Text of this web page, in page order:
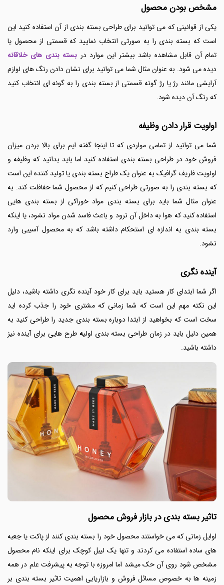
مشخص بودن محصول
یکی از قوانینی که می توانید برای طراحی بسته بندی از آن استفاده کنید این
است که بسته بندی را به صورتی انتخاب نمایید که قسمتی از محصول یا
تمام آن قابل مشاهده باشد بیشتر این موارد در بسته بندی های خلاقانه
دیده می شود. به عنوان مثال شما می توانید برای نشان دادن رنگ های لوازم
آرایشی مانند رژ یا رژ گونه قسمتی از بسته بندی را به گونه ای انتخاب کنید
که رنگ آن دیده شود.
اولویت قرار دادن وظیفه
شما می توانید از تمامی مواردی که تا اینجا گفته ایم برای بالا بردن میزان
فروش خود در طراحی بسته بندی استفاده کنید اما باید بدانید که وظیفه و
اولویت ظریف گرافیک به عنوان یک طراح بسته بندی یا تولید کننده این است
که بسته بندی را به صورتی طراحی کنیم که از محصول شما حفاظت کند. به
عنوان مثال شما باید برای بسته بندی مواد خوراکی از بسته بندی هایی
استفاده کنید که هوا به داخل آن نرود و باعث فاسد شدن مواد نشود، یا اینکه
بسته بندی به اندازه ای استحکام داشته باشد که به محصول آسیبی وارد
نشود.
آینده نگری
اگر شما ابتدای کار هستید باید برای کار خود آینده نگری داشته باشید، دلیل
این نکته مهم این است که شما زمانی که مشتری خود را جذب کرده اید
سخت است که بخواهید از ابتدا دوباره بسته بندی جدید را طراحی کنید به
همین دلیل باید در زمان طراحی بسته بندی اولیه طرح هایی برای آینده نیز
داشته باشید.
تاثیر بسته بندی در بازار فروش محصول
اوایل زمانی که می خواستند محصول خود را بسته بندی کنند از پاکت یا جعبه
های ساده استفاده می کردند و تنها یک لیبل کوچک برای اینکه نام محصول
مشخص شود روی آن حک میشد اما امروزه با توجه به پیشرفت علم در همه
زمینه ها به خصوص مسائل فروش و بازاریابی اهمیت تاثیر بسته بندی بر